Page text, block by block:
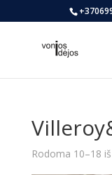
Rodoma 10–18